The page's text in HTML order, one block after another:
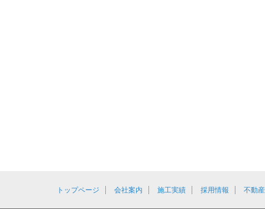
トップページ 会社案内 施工実績 採用情報 不動